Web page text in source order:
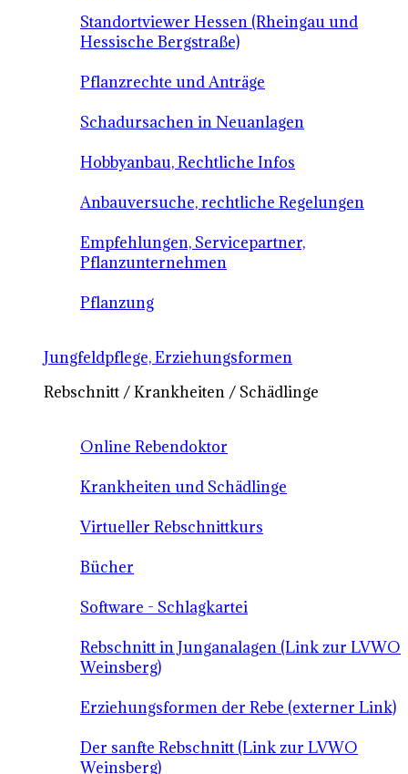
Standortviewer Hessen (Rheingau und
Hessische Bergstraße)
Pflanzrechte und Anträge
Schadursachen in Neuanlagen
Hobbyanbau, Rechtliche Infos
Anbauversuche, rechtliche Regelungen
Empfehlungen, Servicepartner,
Pflanzunternehmen
Pflanzung
Jungfeldpflege, Erziehungsformen
Rebschnitt / Krankheiten / Schädlinge
Online Rebendoktor
Krankheiten und Schädlinge
Virtueller Rebschnittkurs
Bücher
Software - Schlagkartei
Rebschnitt in Junganalagen (Link zur LVWO
Weinsberg)
Erziehungsformen der Rebe (externer Link)
Der sanfte Rebschnitt (Link zur LVWO
Weinsberg)